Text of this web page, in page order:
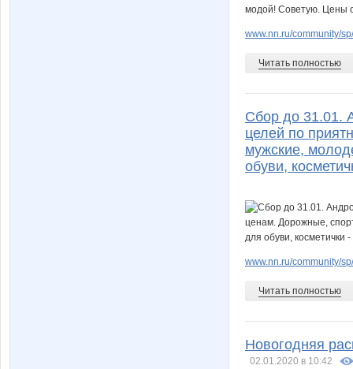
www.nn.ru/community/
Читать полностью
Сбор до 31.01.
целей по
мужские,
обуви,
www.nn.ru/community/
Читать полностью
Новогодняя
02.01.2020 в 10:42